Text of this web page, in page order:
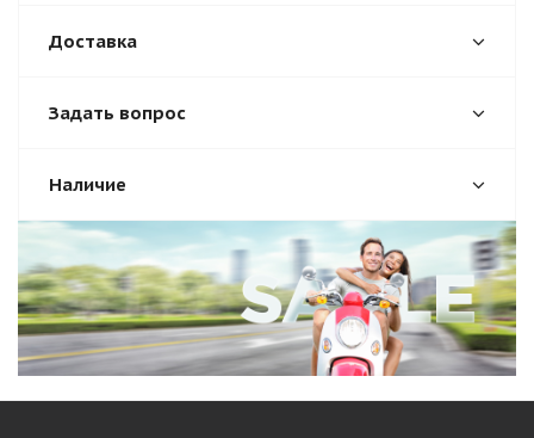
Доставка
Задать вопрос
Наличие